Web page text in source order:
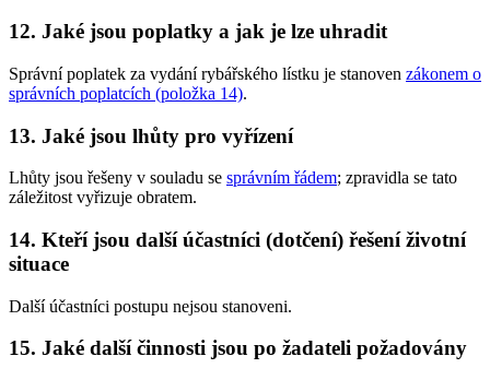
12. Jaké jsou poplatky a jak je lze uhradit
Správní poplatek za vydání rybářského lístku je stanoven zákonem o
správních poplatcích (položka 14).
13. Jaké jsou lhůty pro vyřízení
Lhůty jsou řešeny v souladu se správním řádem; zpravidla se tato
záležitost vyřizuje obratem.
14. Kteří jsou další účastníci (dotčení) řešení životní
situace
Další účastníci postupu nejsou stanoveni.
15. Jaké další činnosti jsou po žadateli požadovány